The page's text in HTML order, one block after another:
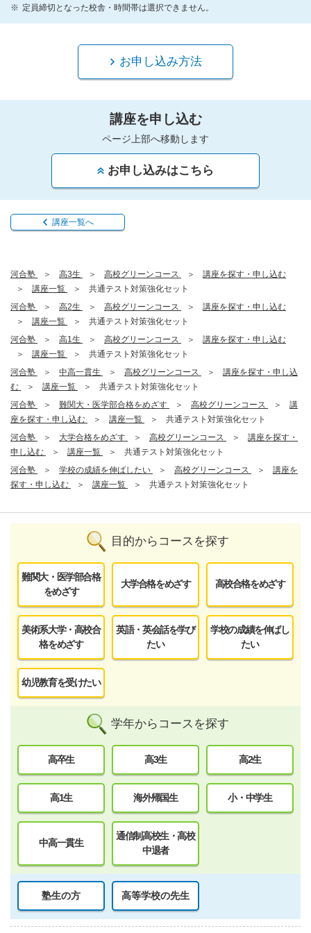
定員締切となった校舎・時間帯は選択できません。
お申し込み方法
講座を申し込む
ページ上部へ移動します
お申し込みはこちら
講座一覧へ
河合塾 高3生 高校グリーンコース
講座を探す・申し込む
講座一覧
共通テスト対策強化セット
河合塾
高2生 高校グリーンコース
講座を探す・申し込む
講座一覧
共通テスト対策強化セット
河合塾
高1生 高校グリーンコース
講座を探す・申し込む
講座一覧
共通テスト対策強化セット
河合塾
中高一貫生 高校グリーンコース
講座を探す・申し込
む
講座一覧
共通テスト対策強化セット
河合塾
難関大・医学部合格をめざす 高校グリーンコース
講
座を探す・申し込む
講座一覧
共通テスト対策強化セット
河合塾
大学合格をめざす 高校グリーンコース
講座を探す・
申し込む
講座一覧
共通テスト対策強化セット
河合塾
学校の成績を伸ばしたい 高校グリーンコース
講座を
探す・申し込む
講座一覧 共通テスト対策強化セット
目的からコースを探す
難関大・医学部合格
をめざす
大学合格をめざす 高校合格をめざす
美術系大学・高校合
格をめざす
英語・英会話を学び
たい
学校の成績を伸ばし
たい
幼児教育を受けたい
学年からコースを探す
高卒生 高3生 高2生
高1生 海外帰国生 小・中学生
中高一貫生
通信制高校生・高校
中退者
塾生の方 高等学校の先生